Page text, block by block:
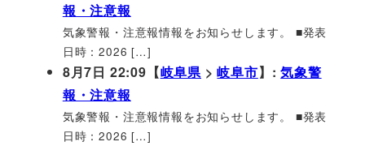
報・注意報
気象警報・注意報情報をお知らせします。 ■発表
日時：2026 […]
8月7日 22:09【岐阜県 >岐阜市】:気象警
報・注意報
気象警報・注意報情報をお知らせします。 ■発表
日時：2026 […]